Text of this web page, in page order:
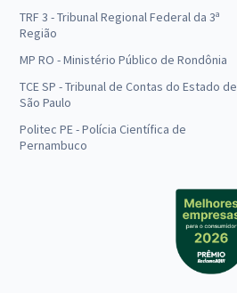
TRF 3 - Tribunal Regional Federal da 3ª
Região
MP RO - Ministério Público de Rondônia
TCE SP - Tribunal de Contas do Estado de
São Paulo
Politec PE - Polícia Científica de
Pernambuco